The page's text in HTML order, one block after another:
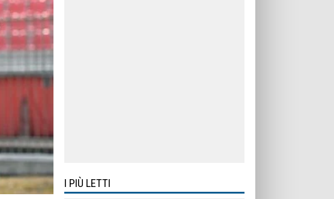
I PIÙ LETTI